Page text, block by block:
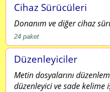
Cihaz Sürücüleri
Donanım ve diğer cihaz
24 paket
Düzenleyiciler
Metin dosyalarını
düzenleyici ve sade kelime